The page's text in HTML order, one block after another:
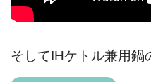
そしてIHケトル兼用鍋